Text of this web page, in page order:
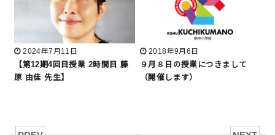
2024年7月11日
【第12期4回目授業 2時間目 藤
原 由佳 先生】
2018年9月6日
９月８日の授業につきまして
（開催します）